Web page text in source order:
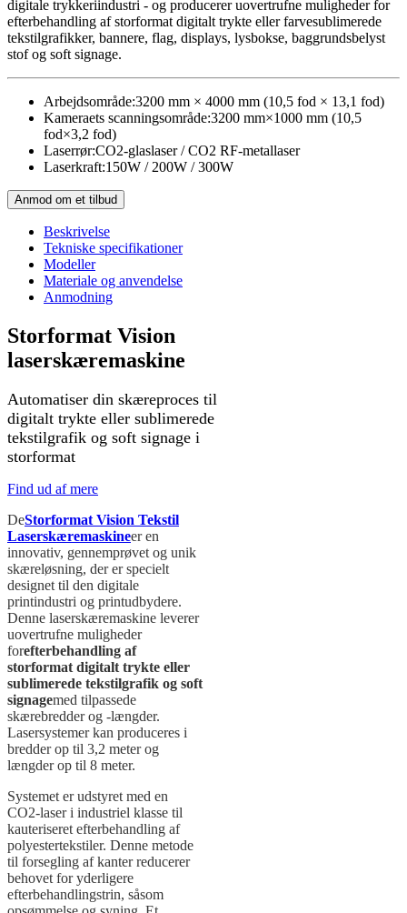
digitale trykkeriindustri - og producerer uovertrufne muligheder for
efterbehandling af storformat digitalt trykte eller farvesublimerede
tekstilgrafikker, bannere, flag, displays, lysbokse, baggrundsbelyst
stof og soft signage.
Arbejdsområde:3200 mm × 4000 mm (10,5 fod × 13,1 fod)
Kameraets scanningsområde:3200 mm×1000 mm (10,5
fod×3,2 fod)
Laserrør:CO2-glaslaser / CO2 RF-metallaser
Laserkraft:150W / 200W / 300W
Anmod om et tilbud
Beskrivelse
Tekniske specifikationer
Modeller
Materiale og anvendelse
Anmodning
Storformat Vision
laserskæremaskine
Automatiser din skæreproces til
digitalt trykte eller sublimerede
tekstilgrafik og soft signage i
storformat
Find ud af mere
DeStorformat Vision Tekstil
Laserskæremaskineer en
innovativ, gennemprøvet og unik
skæreløsning, der er specielt
designet til den digitale
printindustri og printudbydere.
Denne laserskæremaskine leverer
uovertrufne muligheder
forefterbehandling af
storformat digitalt trykte eller
sublimerede tekstilgrafik og soft
signagemed tilpassede
skærebredder og -længder.
Lasersystemer kan produceres i
bredder op til 3,2 meter og
længder op til 8 meter.
Systemet er udstyret med en
CO2-laser i industriel klasse til
kauteriseret efterbehandling af
polyestertekstiler. Denne metode
til forsegling af kanter reducerer
behovet for yderligere
efterbehandlingstrin, såsom